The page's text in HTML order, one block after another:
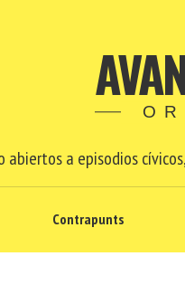
abiertos a episodios
Contrapunts